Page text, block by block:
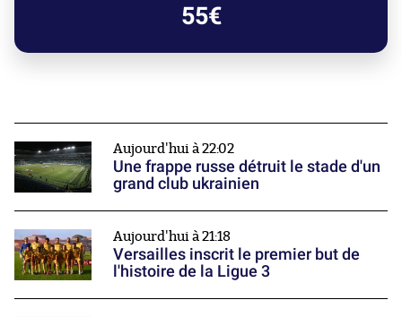
55€
Aujourd'hui à 22:02
Une frappe russe détruit le stade d'un
grand club ukrainien
Aujourd'hui à 21:18
Versailles inscrit le premier but de
l'histoire de la Ligue 3